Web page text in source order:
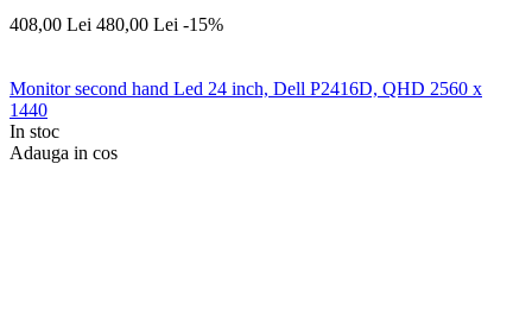
408,00 Lei 480,00 Lei -15%
Monitor second hand Led 24 inch, Dell P2416D, QHD 2560 x
1440
In stoc
Adauga in cos